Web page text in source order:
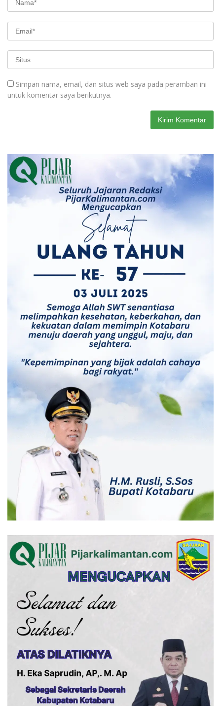
Simpan nama, email, dan situs web saya pada peramban ini
untuk komentar saya berikutnya.